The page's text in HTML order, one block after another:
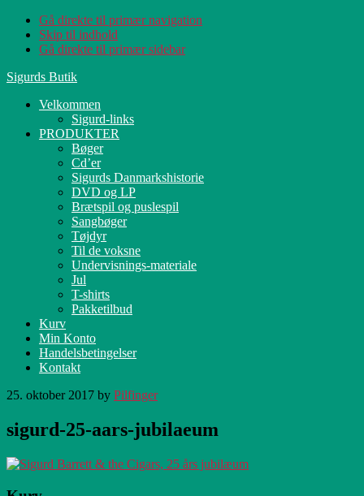
Gå direkte til primær navigation
Skip til indhold
Gå direkte til primær sidebar
Sigurds Butik
Velkommen
Sigurd-links
PRODUKTER
Bøger
Cd’er
Sigurds Danmarkshistorie
DVD og LP
Brætspil og puslespil
Sangbøger
Tøjdyr
Til de voksne
Undervisnings-materiale
Jul
T-shirts
Pakketilbud
Kurv
Min Konto
Handelsbetingelser
Kontakt
25. oktober 2017 by Pilfinger
sigurd-25-aars-jubilaeum